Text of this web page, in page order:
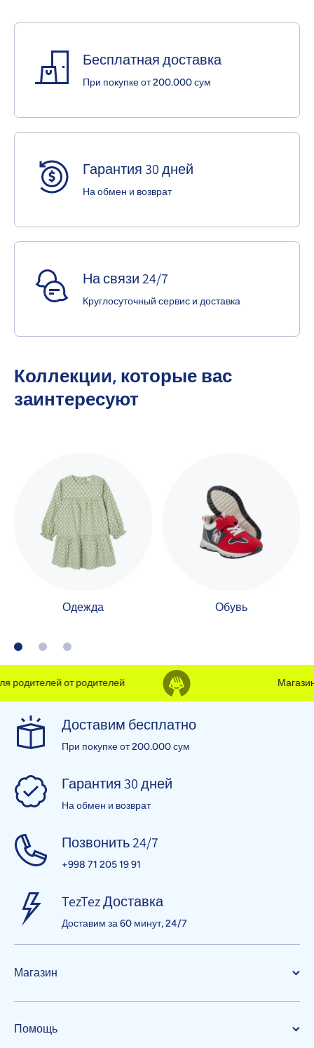
Бесплатная доставка
При покупке от 200.000 сум
Гарантия 30 дней
На обмен и возврат
На связи 24/7
Круглосуточный сервис и доставка
Коллекции, которые вас
заинтересуют
Одежда Обувь
от родителей Магазин
Доставим бесплатно
При покупке от 200.000 сум
Гарантия 30 дней
На обмен и возврат
Позвонить 24/7
+998 71 205 19 91
TezTez Доставка
Доставим за 60 минут, 24/7
Магазин
Помощь